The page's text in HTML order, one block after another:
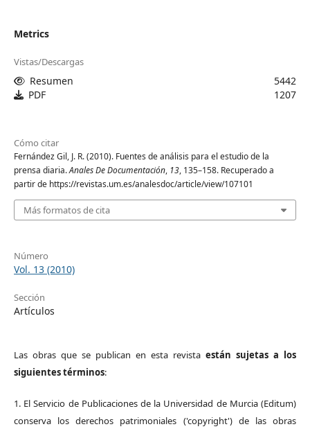
Metrics
Vistas/Descargas
Resumen
5442
PDF
1207
Cómo citar
Fernández Gil, J. R. (2010). Fuentes de análisis para el estudio de la
prensa diaria.Anales De Documentación, 13, 135–158. Recuperado a
partir de https://revistas.um.es/analesdoc/article/view/107101
Más formatos de cita
Número
Vol. 13 (2010)
Sección
Artículos
Las obras que se publican en esta revista están sujetas a los
siguientes términos:
1. El Servicio de Publicaciones de la Universidad de Murcia (Editum)
conserva los derechos patrimoniales ('copyright') de las obras